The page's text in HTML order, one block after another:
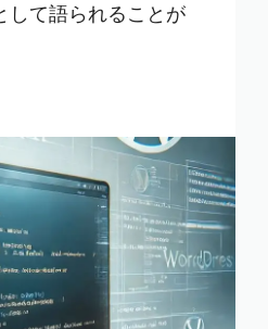
て語られることが